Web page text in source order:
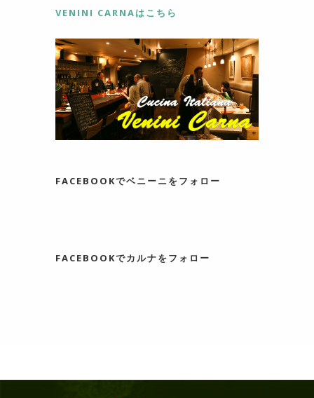
VENINI CARNAはこちら
FACEBOOKでベニーニをフォロー
FACEBOOKでカルナをフォロー